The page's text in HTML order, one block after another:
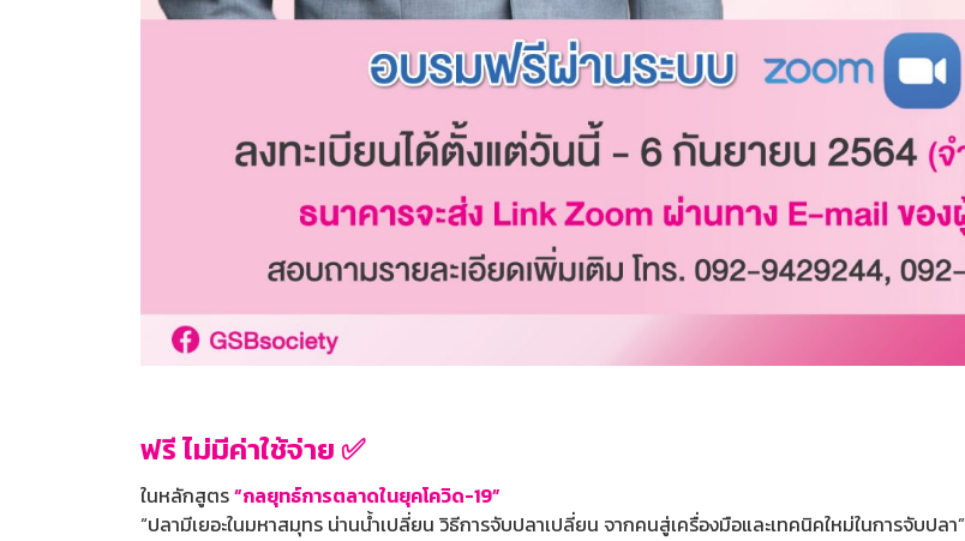
ฟรี ไม่มีค่าใช้จ่าย ✅
ในหลักสูตร“กลยุทธ์การตลาดในยุคโควิด-19”
“ปลามีเยอะในมหาสมุทร น่านน้ำเปลี่ยน วิธีการจับปลาเปลี่ยน จากคนสู่เครื่องมือและเทคนิคใหม่ในการจับปลา”